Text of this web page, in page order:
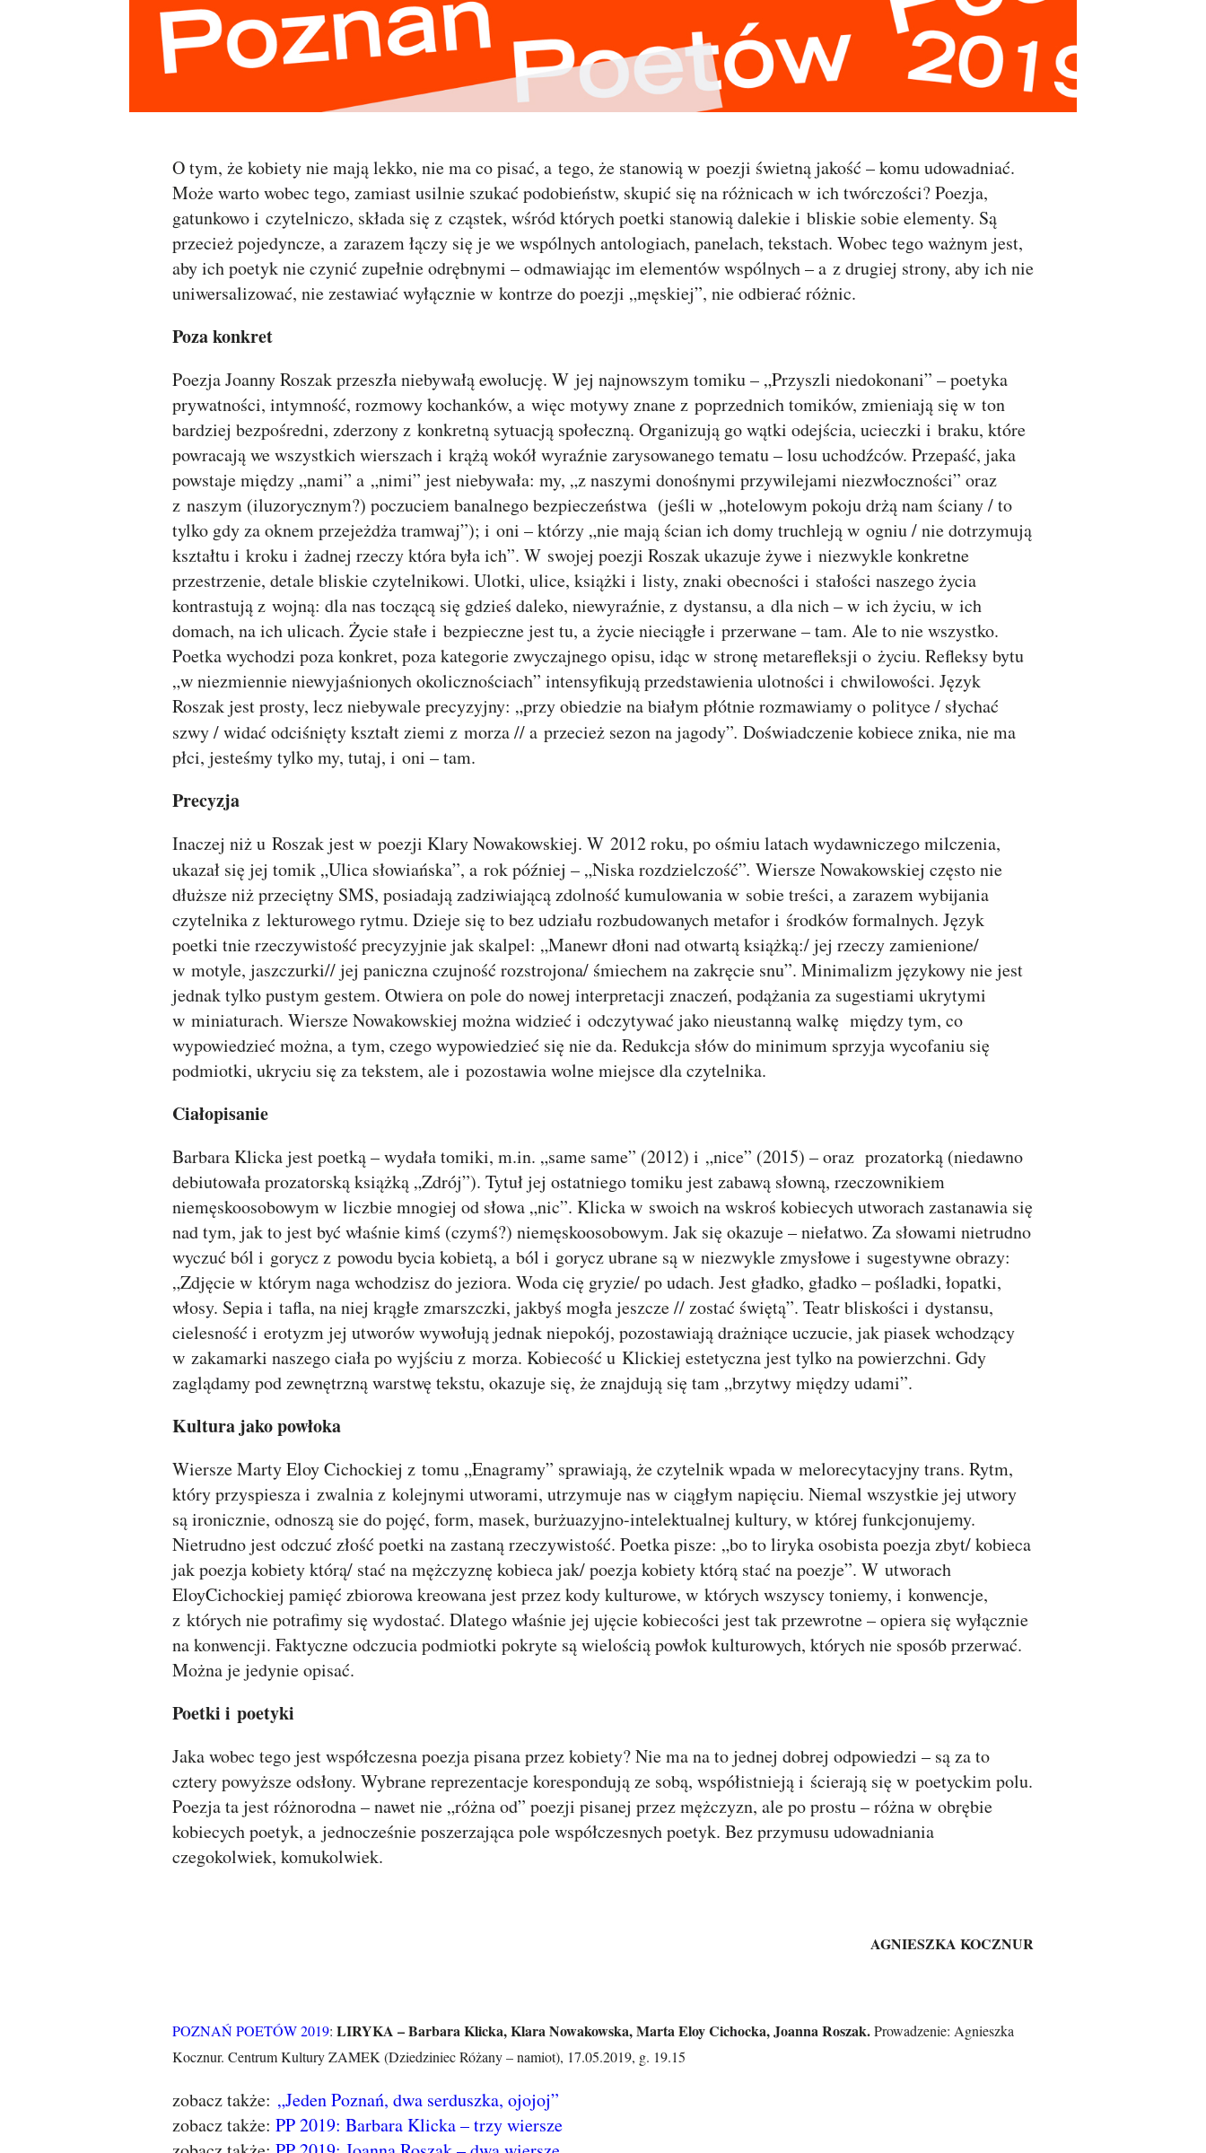
O tym, że kobiety nie mają lekko, nie ma co pisać, a tego, że stanowią w poezji świetną jakość – komu udowadniać.
Może warto wobec tego, zamiast usilnie szukać podobieństw, skupić się na różnicach w ich twórczości? Poezja,
gatunkowo i czytelniczo, składa się z cząstek, wśród których poetki stanowią dalekie i bliskie sobie elementy. Są
przecież pojedyncze, a zarazem łączy się je we wspólnych antologiach, panelach, tekstach. Wobec tego ważnym jest,
aby ich poetyk nie czynić zupełnie odrębnymi – odmawiając im elementów wspólnych – a z drugiej strony, aby ich nie
uniwersalizować, nie zestawiać wyłącznie w kontrze do poezji „męskiej”, nie odbierać różnic.
Poza konkret
Poezja Joanny Roszak przeszła niebywałą ewolucję. W jej najnowszym tomiku – „Przyszli niedokonani” – poetyka
prywatności, intymność, rozmowy kochanków, a więc motywy znane z poprzednich tomików, zmieniają się w ton
bardziej bezpośredni, zderzony z konkretną sytuacją społeczną. Organizują go wątki odejścia, ucieczki i braku, które
powracają we wszystkich wierszach i krążą wokół wyraźnie zarysowanego tematu – losu uchodźców. Przepaść, jaka
powstaje między „nami” a „nimi” jest niebywała: my, „z naszymi donośnymi przywilejami niezwłoczności” oraz
z naszym (iluzorycznym?) poczuciem banalnego bezpieczeństwa (jeśli w „hotelowym pokoju drżą nam ściany / to
tylko gdy za oknem przejeżdża tramwaj”); i oni – którzy „nie mają ścian ich domy truchleją w ogniu / nie dotrzymują
kształtu i kroku i żadnej rzeczy która była ich”. W swojej poezji Roszak ukazuje żywe i niezwykle konkretne
przestrzenie, detale bliskie czytelnikowi. Ulotki, ulice, książki i listy, znaki obecności i stałości naszego życia
kontrastują z wojną: dla nas toczącą się gdzieś daleko, niewyraźnie, z dystansu, a dla nich – w ich życiu, w ich
domach, na ich ulicach. Życie stałe i bezpieczne jest tu, a życie nieciągłe i przerwane – tam. Ale to nie wszystko.
Poetka wychodzi poza konkret, poza kategorie zwyczajnego opisu, idąc w stronę metarefleksji o życiu. Refleksy bytu
„w niezmiennie niewyjaśnionych okolicznościach” intensyfikują przedstawienia ulotności i chwilowości. Język
Roszak jest prosty, lecz niebywale precyzyjny: „przy obiedzie na białym płótnie rozmawiamy o polityce / słychać
szwy / widać odciśnięty kształt ziemi z morza // a przecież sezon na jagody”. Doświadczenie kobiece znika, nie ma
płci, jesteśmy tylko my, tutaj, i oni – tam.
Precyzja
Inaczej niż u Roszak jest w poezji Klary Nowakowskiej. W 2012 roku, po ośmiu latach wydawniczego milczenia,
ukazał się jej tomik „Ulica słowiańska”, a rok później – „Niska rozdzielczość”. Wiersze Nowakowskiej często nie
dłuższe niż przeciętny SMS, posiadają zadziwiającą zdolność kumulowania w sobie treści, a zarazem wybijania
czytelnika z lekturowego rytmu. Dzieje się to bez udziału rozbudowanych metafor i środków formalnych. Język
poetki tnie rzeczywistość precyzyjnie jak skalpel: „Manewr dłoni nad otwartą książką:/ jej rzeczy zamienione/
w motyle, jaszczurki// jej paniczna czujność rozstrojona/ śmiechem na zakręcie snu”. Minimalizm językowy nie jest
jednak tylko pustym gestem. Otwiera on pole do nowej interpretacji znaczeń, podążania za sugestiami ukrytymi
w miniaturach. Wiersze Nowakowskiej można widzieć i odczytywać jako nieustanną walkę między tym, co
wypowiedzieć można, a tym, czego wypowiedzieć się nie da. Redukcja słów do minimum sprzyja wycofaniu się
podmiotki, ukryciu się za tekstem, ale i pozostawia wolne miejsce dla czytelnika.
Ciałopisanie
Barbara Klicka jest poetką – wydała tomiki, m.in. „same same” (2012) i „nice” (2015) – oraz prozatorką (niedawno
debiutowała prozatorską książką „Zdrój”). Tytuł jej ostatniego tomiku jest zabawą słowną, rzeczownikiem
niemęskoosobowym w liczbie mnogiej od słowa „nic”. Klicka w swoich na wskroś kobiecych utworach zastanawia się
nad tym, jak to jest być właśnie kimś (czymś?) niemęskoosobowym. Jak się okazuje – niełatwo. Za słowami nietrudno
wyczuć ból i gorycz z powodu bycia kobietą, a ból i gorycz ubrane są w niezwykle zmysłowe i sugestywne obrazy:
„Zdjęcie w którym naga wchodzisz do jeziora. Woda cię gryzie/ po udach. Jest gładko, gładko – pośladki, łopatki,
włosy. Sepia i tafla, na niej krągłe zmarszczki, jakbyś mogła jeszcze // zostać świętą”. Teatr bliskości i dystansu,
cielesność i erotyzm jej utworów wywołują jednak niepokój, pozostawiają drażniące uczucie, jak piasek wchodzący
w zakamarki naszego ciała po wyjściu z morza. Kobiecość u Klickiej estetyczna jest tylko na powierzchni. Gdy
zaglądamy pod zewnętrzną warstwę tekstu, okazuje się, że znajdują się tam „brzytwy między udami”.
Kultura jako powłoka
Wiersze Marty Eloy Cichockiej z tomu „Enagramy” sprawiają, że czytelnik wpada w melorecytacyjny trans. Rytm,
który przyspiesza i zwalnia z kolejnymi utworami, utrzymuje nas w ciągłym napięciu. Niemal wszystkie jej utwory
są ironicznie, odnoszą sie do pojęć, form, masek, burżuazyjno-intelektualnej kultury, w której funkcjonujemy.
Nietrudno jest odczuć złość poetki na zastaną rzeczywistość. Poetka pisze: „bo to liryka osobista poezja zbyt/ kobieca
jak poezja kobiety którą/ stać na mężczyznę kobieca jak/ poezja kobiety którą stać na poezje”. W utworach
EloyCichockiej pamięć zbiorowa kreowana jest przez kody kulturowe, w których wszyscy toniemy, i konwencje,
z których nie potrafimy się wydostać. Dlatego właśnie jej ujęcie kobiecości jest tak przewrotne – opiera się wyłącznie
na konwencji. Faktyczne odczucia podmiotki pokryte są wielością powłok kulturowych, których nie sposób przerwać.
Można je jedynie opisać.
Poetki i poetyki
Jaka wobec tego jest współczesna poezja pisana przez kobiety? Nie ma na to jednej dobrej odpowiedzi – są za to
cztery powyższe odsłony. Wybrane reprezentacje korespondują ze sobą, współistnieją i ścierają się w poetyckim polu.
Poezja ta jest różnorodna – nawet nie „różna od” poezji pisanej przez mężczyzn, ale po prostu – różna w obrębie
kobiecych poetyk, a jednocześnie poszerzająca pole współczesnych poetyk. Bez przymusu udowadniania
czegokolwiek, komukolwiek.
AGNIESZKA KOCZNUR
POZNAŃ POETÓW 2019: LIRYKA – Barbara Klicka, Klara Nowakowska, Marta Eloy Cichocka, Joanna Roszak.Prowadzenie: Agnieszka
Kocznur. Centrum Kultury ZAMEK (Dziedziniec Różany – namiot), 17.05.2019, g. 19.15
zobacz także: „Jeden Poznań, dwa serduszka, ojojoj”
zobacz także: PP 2019: Barbara Klicka – trzy wiersze